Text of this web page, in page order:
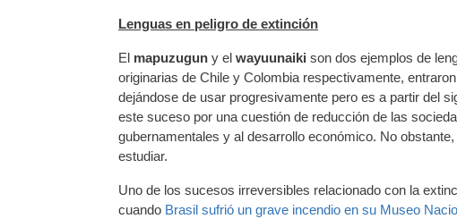
Lenguas en peligro de extinción
El mapuzugun y el wayuunaiki son dos ejemplos de
originarias de Chile y Colombia respectivamente,
dejándose de usar progresivamente pero es a partir del
este suceso por una cuestión de reducción de las
gubernamentales y al desarrollo económico. No
estudiar.
Uno de los sucesos irreversibles relacionado con la
cuando Brasil sufrió un grave incendio en su Museo